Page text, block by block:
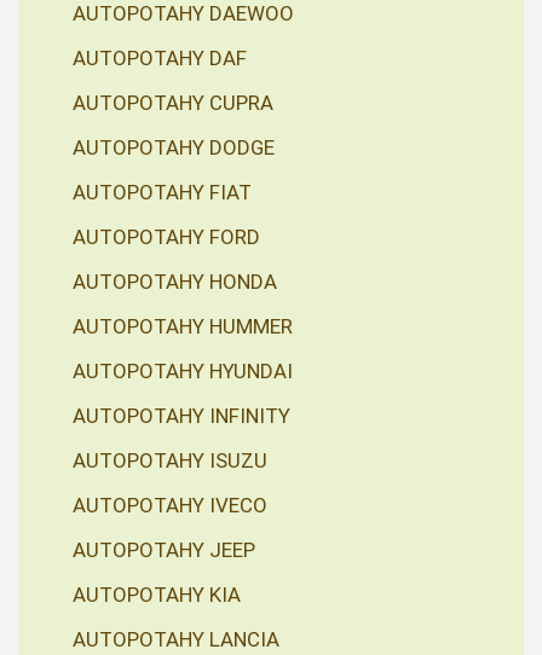
AUTOPOTAHY DAEWOO
AUTOPOTAHY DAF
AUTOPOTAHY CUPRA
AUTOPOTAHY DODGE
AUTOPOTAHY FIAT
AUTOPOTAHY FORD
AUTOPOTAHY HONDA
AUTOPOTAHY HUMMER
AUTOPOTAHY HYUNDAI
AUTOPOTAHY INFINITY
AUTOPOTAHY ISUZU
AUTOPOTAHY IVECO
AUTOPOTAHY JEEP
AUTOPOTAHY KIA
AUTOPOTAHY LANCIA